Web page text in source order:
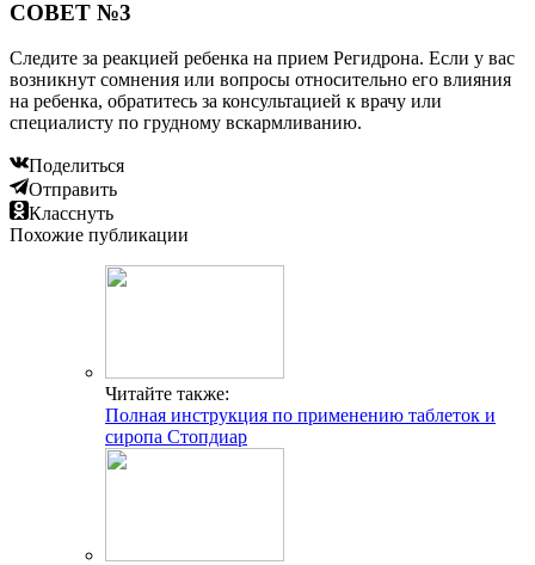
СОВЕТ №3
Следите за реакцией ребенка на прием Регидрона. Если у вас
возникнут сомнения или вопросы относительно его влияния
на ребенка, обратитесь за консультацией к врачу или
специалисту по грудному вскармливанию.
Поделиться
Отправить
Класснуть
Похожие публикации
Читайте также:
Полная инструкция по применению таблеток и
сиропа Стопдиар